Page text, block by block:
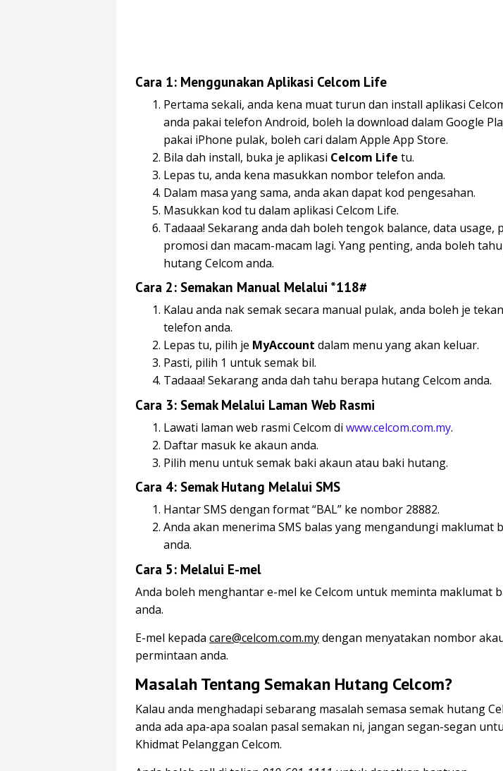
Cara 1: Menggunakan Aplikasi Celcom Life
Pertama sekali, anda kena muat turun dan install aplikasi
anda pakai telefon Android, boleh la download dalam Google
pakai iPhone pulak, boleh cari dalam Apple App Store.
Bila dah install, buka je aplikasi Celcom Life tu.
Lepas tu, anda kena masukkan nombor telefon anda.
Dalam masa yang sama, anda akan dapat kod pengesahan.
Masukkan kod tu dalam aplikasi Celcom Life.
Tadaaa! Sekarang anda dah boleh tengok balance, data usage,
promosi dan macam-macam lagi. Yang penting, anda boleh
hutang Celcom anda.
Cara 2: Semakan Manual Melalui *118#
Kalau anda nak semak secara manual pulak, anda boleh je tekan
telefon anda.
Lepas tu, pilih je MyAccount dalam menu yang akan keluar.
Pasti, pilih 1 untuk semak bil.
Tadaaa! Sekarang anda dah tahu berapa hutang Celcom anda.
Cara 3: Semak Melalui Laman Web Rasmi
Lawati laman web rasmi Celcom diwww.celcom.com.my.
Daftar masuk ke akaun anda.
Pilih menu untuk semak baki akaun atau baki hutang.
Cara 4: Semak Hutang Melalui SMS
Hantar SMS dengan format “BAL” ke nombor 28882.
Anda akan menerima SMS balas yang mengandungi maklumat
anda.
Cara 5: Melalui E-mel
Anda boleh menghantar e-mel ke Celcom untuk meminta maklumat
anda.
E-mel kepadacare@celcom.com.mydengan menyatakan nombor
permintaan anda.
Masalah Tentang Semakan Hutang Celcom?
Kalau anda menghadapi sebarang masalah semasa semak hutang
anda ada apa-apa soalan pasal semakan ni, jangan segan-segan
Khidmat Pelanggan Celcom.